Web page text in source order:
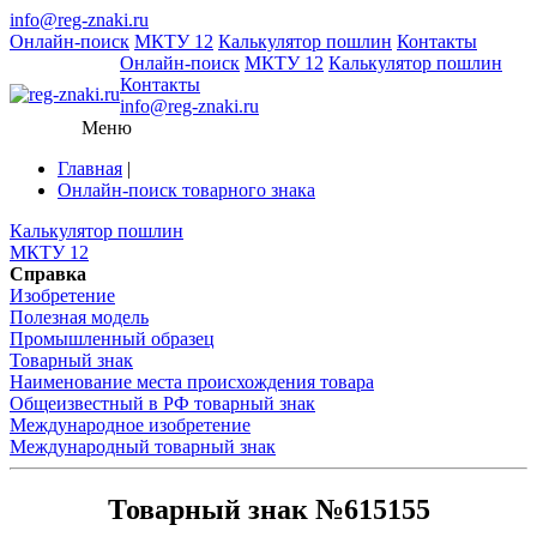
info@reg-znaki.ru
Онлайн-поиск МКТУ 12 Калькулятор пошлин Контакты
Онлайн-поиск МКТУ 12 Калькулятор пошлин
Контакты
info@reg-znaki.ru
Меню
Главная |
Онлайн-поиск товарного знака
Калькулятор пошлин
МКТУ 12
Справка
Изобретение
Полезная модель
Промышленный образец
Товарный знак
Наименование места происхождения товара
Общеизвестный в РФ товарный знак
Международное изобретение
Международный товарный знак
Товарный знак №615155